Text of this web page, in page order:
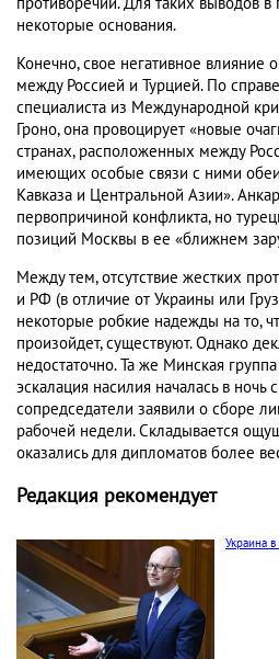
некоторые основания.
Конечно, свое негативное влияние
между Россией и Турцией. По
специалиста из Международной
Гроно, она провоцирует «новые
странах, расположенных между
имеющих особые связи с ними
Кавказа и Центральной Азии».
первопричиной конфликта, но
позиций Москвы в ее «ближнем
Между тем, отсутствие жестких
и РФ (в отличие от Украины или
некоторые робкие надежды на то,
произойдет, существуют. Однако
недостаточно. Та же Минская
эскалация насилия началась в ночь
сопредседатели заявили о сборе
рабочей недели. Складывается
оказались для дипломатов более
Редакция рекомендует
Украина